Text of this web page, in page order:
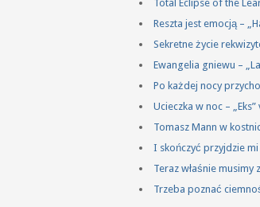
Total Eclipse of the
Reszta jest emocją –
Sekretne życie
Ewangelia gniewu –
Po każdej nocy
Ucieczka w noc –
Tomasz Mann w
I skończyć przyjdzie mi
Teraz właśnie
Trzeba poznać